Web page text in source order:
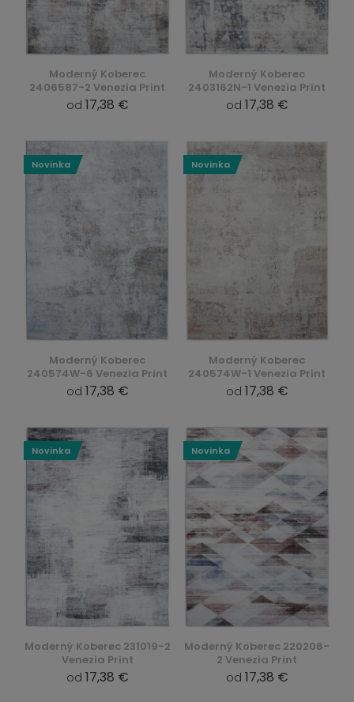
Moderný Koberec
2406587-2 Venezia Print
od 17,38 €
Moderný Koberec
2403162N-1 Venezia Print
od 17,38 €
Moderný Koberec
240574W-6 Venezia Print
od 17,38 €
Novinka
Moderný Koberec
240574W-1 Venezia Print
od 17,38 €
Novinka
Moderný Koberec 231019-2
Venezia Print
od 17,38 €
Novinka
Moderný Koberec 220206-
2 Venezia Print
od 17,38 €
Novinka